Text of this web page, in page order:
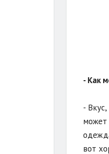
- Как
-
может
вот